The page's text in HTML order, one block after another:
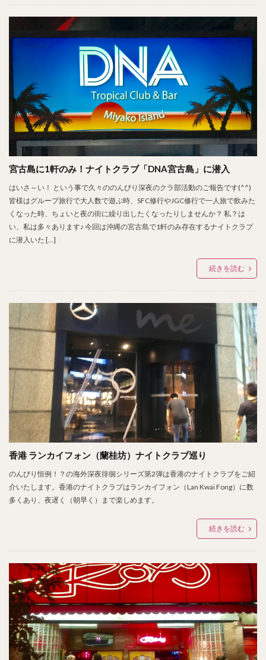
宮古島に1軒のみ！ナイトクラブ「DNA宮古島」に潜入
はいさ～い！ という事で久々ののんびり深夜のクラ部活動のご報告です(^^)
皆様はグループ旅行で大人数で遊ぶ時、SFC修行やJGC修行で一人旅で飲みた
くなった時、ちょいと夜の街に繰り出したくなったりしませんか？ 私？は
い、私は多々あります♪ 今回は沖縄の宮古島で1軒のみ存在するナイトクラブ
に潜入いた […]
続きを読む
香港 ランカイフォン（蘭桂坊）ナイトクラブ巡り
のんびり恒例！？の海外深夜徘徊シリーズ第2弾は香港のナイトクラブをご紹
介いたします。香港のナイトクラブはランカイフォン（Lan Kwai Fong）に数
多くあり、夜遅く（朝早く）まで楽しめます。
続きを読む